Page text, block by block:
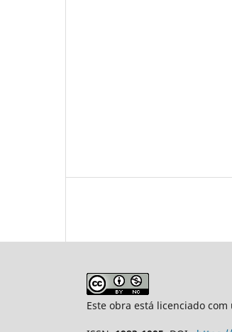
Este obra está licenciado com